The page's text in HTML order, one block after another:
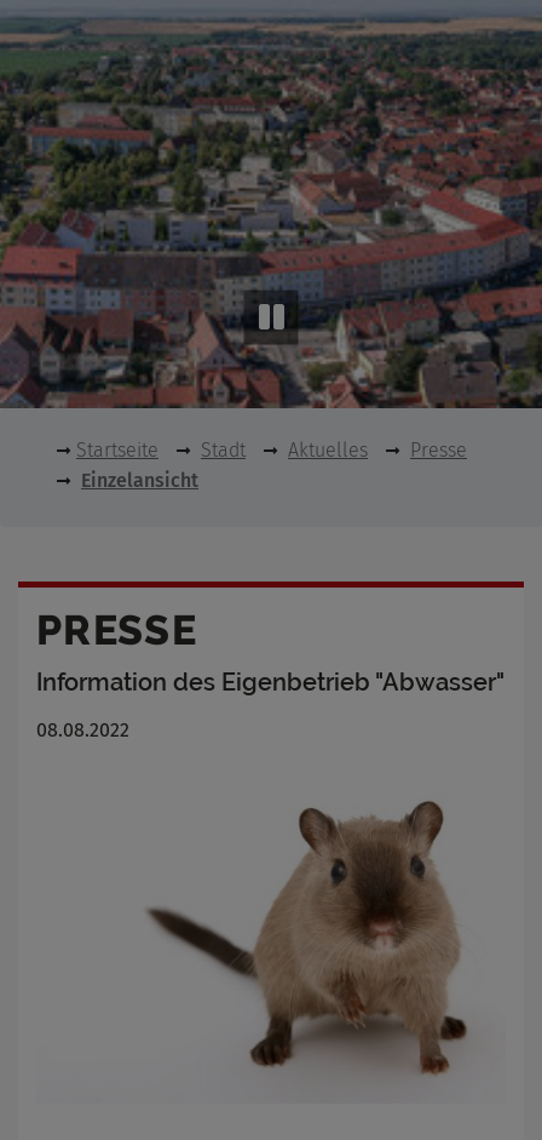
Startseite Stadt Aktuelles
Presse
Einzelansicht
PRESSE
Information des Eigenbetrieb "Abwasser"
08.08.2022